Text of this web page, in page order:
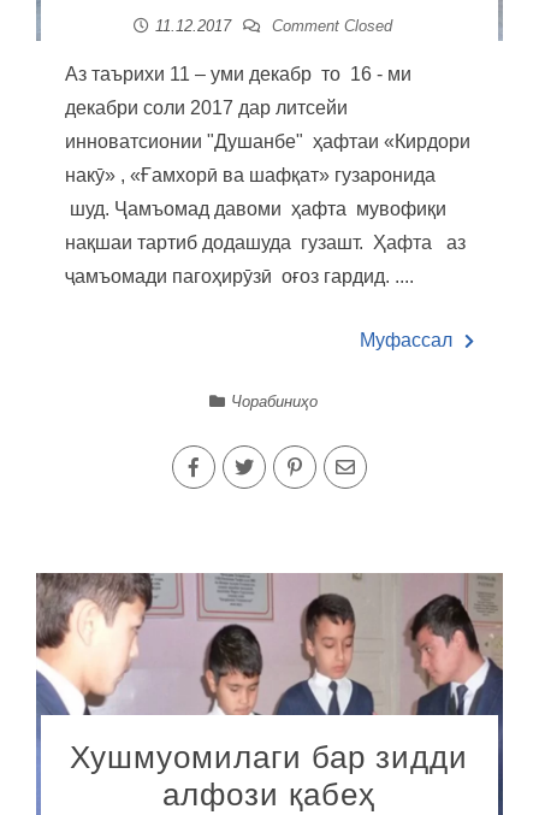
11.12.2017 Comment Closed
Аз таърихи 11 – уми декабр то 16 - ми
декабри соли 2017 дар литсейи
инноватсионии "Душанбе" ҳафтаи «Кирдори
накӯ» , «Ғамхорӣ ва шафқат» гузаронида
шуд. Ҷамъомад давоми ҳафта мувофиқи
нақшаи тартиб додашуда гузашт. Ҳафта аз
ҷамъомади пагоҳирӯзӣ оғоз гардид. ....
Муфассал
Чорабиниҳо
Хушмуомилаги бар зидди
алфози қабеҳ